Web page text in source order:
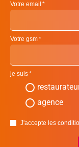
Votre email
Votre gsm
je suis
agence
J'accepte les